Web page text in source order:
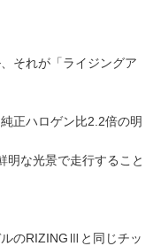
それが「ライジングア
正ハロゲン比2.2倍の明
明な光景で走行すること
のRIZINGⅢと同じチッ